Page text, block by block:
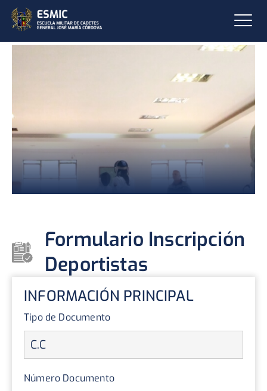
Formulario Inscripción
Deportistas
INFORMACIÓN PRINCIPAL
Tipo de Documento
Número Documento